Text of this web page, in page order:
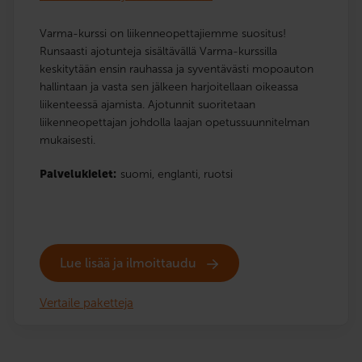
Varma-kurssi on liikenneopettajiemme suositus!
Runsaasti ajotunteja sisältävällä Varma-kurssilla
keskitytään ensin rauhassa ja syventävästi mopoauton
hallintaan ja vasta sen jälkeen harjoitellaan oikeassa
liikenteessä ajamista. Ajotunnit suoritetaan
liikenneopettajan johdolla laajan opetussuunnitelman
mukaisesti.
Palvelukielet: suomi, englanti, ruotsi
Lue lisää ja ilmoittaudu
Vertaile paketteja